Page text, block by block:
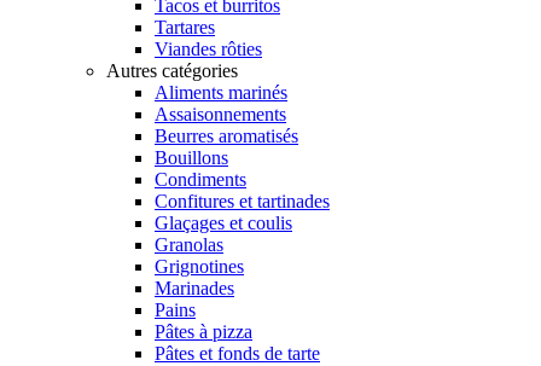
Tacos et burritos
Tartares
Viandes rôties
Autres catégories
Aliments marinés
Assaisonnements
Beurres aromatisés
Bouillons
Condiments
Confitures et tartinades
Glaçages et coulis
Granolas
Grignotines
Marinades
Pains
Pâtes à pizza
Pâtes et fonds de tarte